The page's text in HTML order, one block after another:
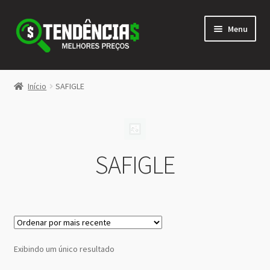
Pular
para
navegação
Pular
para
conteúdo
Menu
LOJA
Início SAFIGLE
SAFIGLE
Exibindo um único resultado